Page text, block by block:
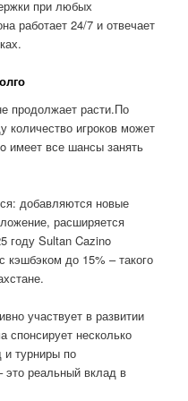
при любых
работает 24/7 и отвечает
продолжает расти.По
количество игроков может
имеет все шансы занять
добавляются новые
расширяется
году Sultan Cazino
кэшбэком до 15% – такого
участвует в развитии
спонсирует несколько
турниры по
это реальный вклад в